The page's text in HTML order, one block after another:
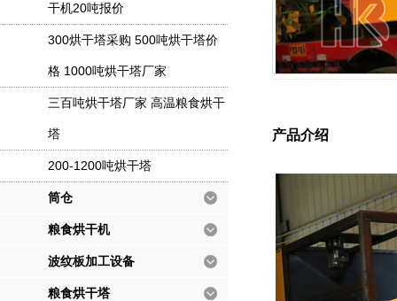
干机20吨报价
300烘干塔采购 500吨烘干塔价
格 1000吨烘干塔厂家
三百吨烘干塔厂家 高温粮食烘干
塔
200-1200吨烘干塔
筒仓
粮食烘干机
波纹板加工设备
粮食烘干塔
产品介绍